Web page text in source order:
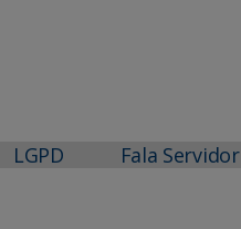
LGPD Fala Servidor